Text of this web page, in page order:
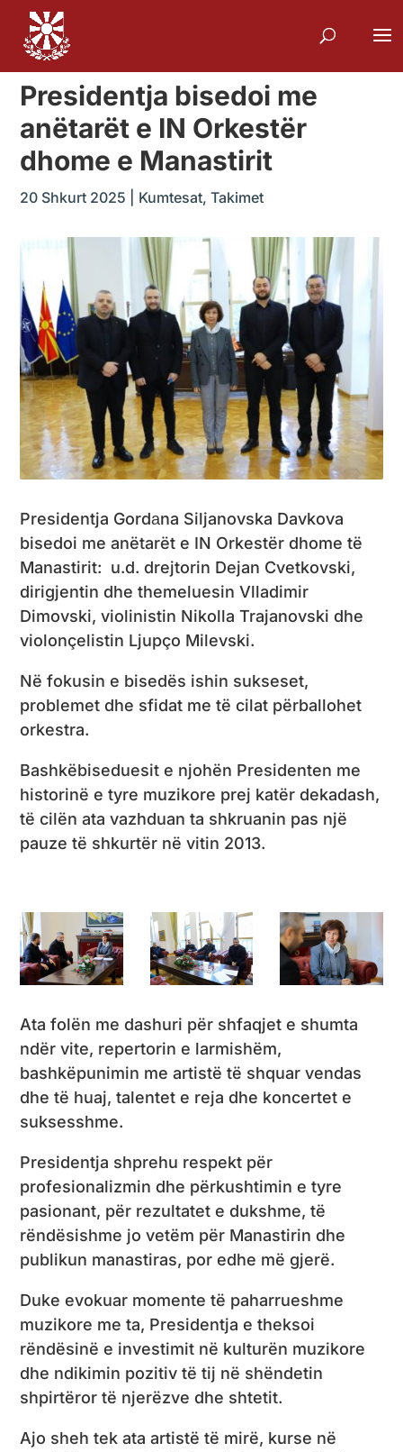
Presidentja bisedoi me
anëtarët e IN Orkestër
dhome e Manastirit
20 Shkurt 2025 Kumtesat,Takimet
Presidentja Gordаna Siljanovska Davkova
bisedoi me anëtarët e IN Orkestër dhome të
Manastirit: u.d. drejtorin Dejan Cvetkovski,
dirigjentin dhe themeluesin Vlladimir
Dimovski, violinistin Nikolla Trajanovski dhe
violonçelistin Ljupço Milevski.
Në fokusin e bisedës ishin sukseset,
problemet dhe sfidat me të cilat përballohet
orkestra.
Bashkëbiseduesit e njohën Presidenten me
historinë e tyre muzikore prej katër dekadash,
të cilën ata vazhduan ta shkruanin pas një
pauze të shkurtër në vitin 2013.
Ata folën me dashuri për shfaqjet e shumta
ndër vite, repertorin e larmishëm,
bashkëpunimin me artistë të shquar vendas
dhe të huaj, talentet e reja dhe koncertet e
suksesshme.
Presidentja shprehu respekt për
profesionalizmin dhe përkushtimin e tyre
pasionant, për rezultatet e dukshme, të
rëndësishme jo vetëm për Manastirin dhe
publikun manastiras, por edhe më gjerë.
Duke evokuar momente të paharrueshme
muzikore me ta, Presidentja e theksoi
rëndësinë e investimit në kulturën muzikore
dhe ndikimin pozitiv të tij në shëndetin
shpirtëror të njerëzve dhe shtetit.
Ajo sheh tek ata artistë të mirë, kurse në